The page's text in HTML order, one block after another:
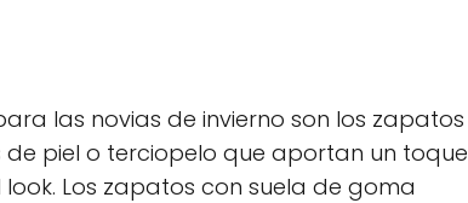
las novias de invierno son los zapatos
piel o terciopelo que aportan un toque
Los zapatos con suela de goma